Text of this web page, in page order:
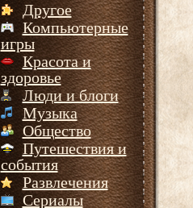
Другое
Компьютерные
игры
Красота и
здоровье
Люди и блоги
Музыка
Общество
Путешествия и
события
Развлечения
Сериалы